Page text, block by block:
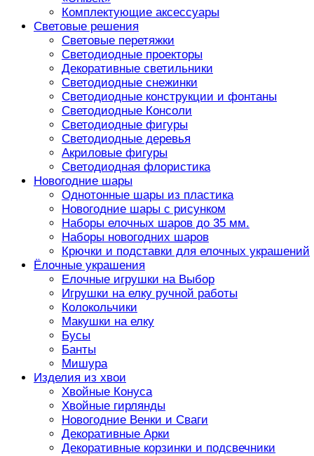
Комплектующие аксессуары
Световые решения
Световые перетяжки
Светодиодные проекторы
Декоративные светильники
Светодиодные снежинки
Светодиодные конструкции и фонтаны
Светодиодные Консоли
Светодиодные фигуры
Светодиодные деревья
Акриловые фигуры
Светодиодная флористика
Новогодние шары
Однотонные шары из пластика
Новогодние шары с рисунком
Наборы елочных шаров до 35 мм.
Наборы новогодних шаров
Крючки и подставки для елочных украшений
Ёлочные украшения
Елочные игрушки на Выбор
Игрушки на елку ручной работы
Колокольчики
Макушки на елку
Бусы
Банты
Мишура
Изделия из хвои
Хвойные Конуса
Хвойные гирлянды
Новогодние Венки и Сваги
Декоративные Арки
Декоративные корзинки и подсвечники